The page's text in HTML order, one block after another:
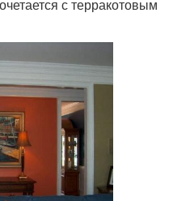
с терракотовым